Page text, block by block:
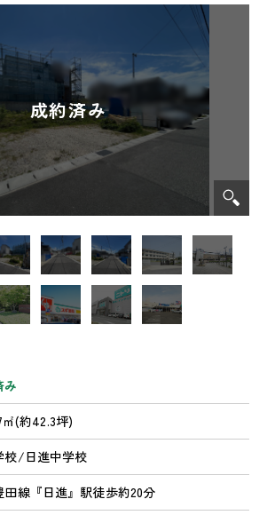
み
㎡(約42.3坪)
校/日進中学校
田線『日進』駅徒歩約20分